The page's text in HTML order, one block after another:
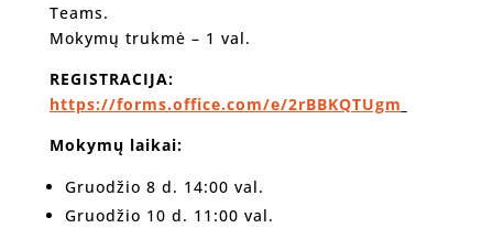
Teams.
Mokymų trukmė – 1 val.
REGISTRACIJA:
https://forms.office.com/e/2rBBKQTUgm
Mokymų laikai:
Gruodžio 8 d. 14:00 val.
Gruodžio 10 d. 11:00 val.